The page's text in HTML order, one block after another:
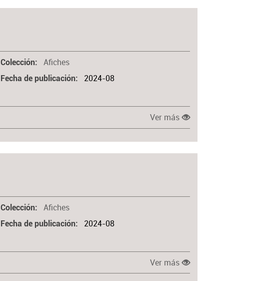
Colección Afiches
Fecha de publicación 2024-08
Ver más
Colección Afiches
Fecha de publicación 2024-08
Ver más